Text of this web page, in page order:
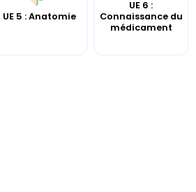
UE 5 : Anatomie
UE 6 :
Connaissance du
médicament